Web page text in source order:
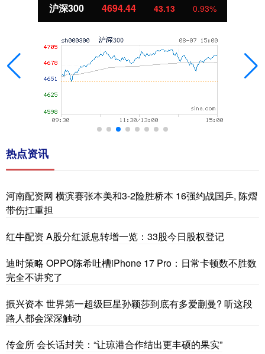
北证50 1134.24 11.37 1.01%
热点资讯
河南配资网 横滨赛张本美和3-2险胜桥本 16强约战国乒, 陈熠
带伤扛重担
红牛配资 A股分红派息转增一览：33股今日股权登记
迪时策略 OPPO陈希吐槽iPhone 17 Pro：日常卡顿数不胜数
完全不讲究了
振兴资本 世界第一超级巨星孙颖莎到底有多爱蒯曼? 听这段
路人都会深深触动
传金所 会长话封关：“让琼港合作结出更丰硕的果实”